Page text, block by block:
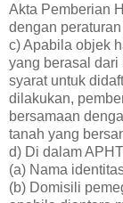
Akta Pemberian
dengan
c) Apabila objek
yang berasal dari
syarat untuk
dilakukan,
bersamaan
tanah yang
d) Di dalam
(a) Nama
(b) Domisili